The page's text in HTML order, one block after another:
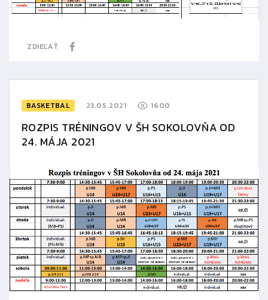
ZDIEĽAŤ
BASKETBAL 23.05.2021 1600
ROZPIS TRÉNINGOV V ŠH SOKOLOVŇA OD
24. MÁJA 2021